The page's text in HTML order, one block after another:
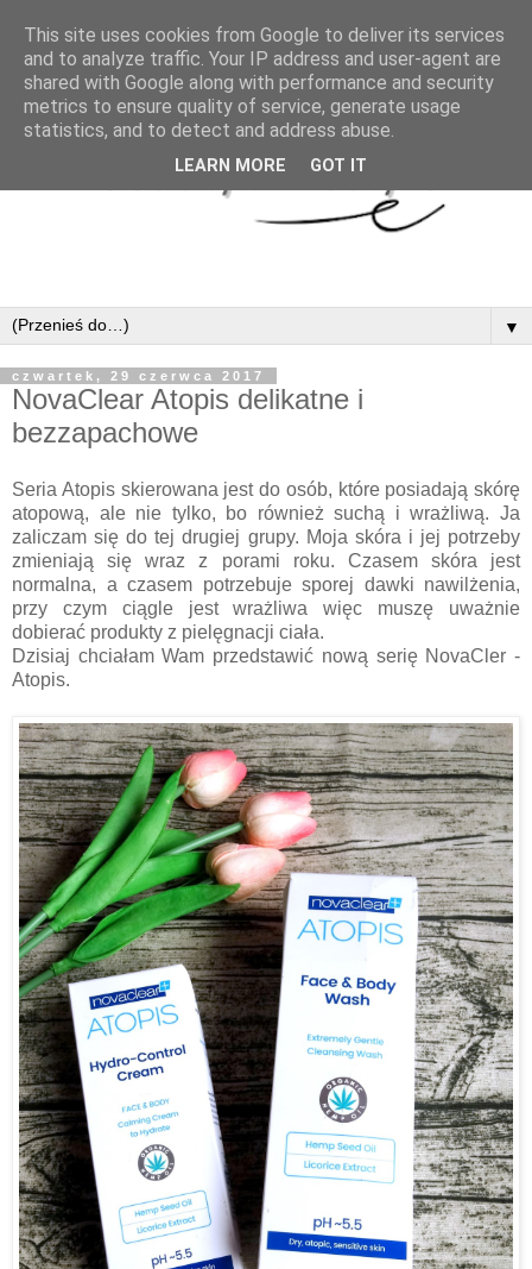
▼
czwartek, 29 czerwca 2017
NovaClear Atopis delikatne i
bezzapachowe
Seria Atopis skierowana jest do osób, które posiadają skórę
atopową, ale nie tylko, bo również suchą i wrażliwą. Ja
zaliczam się do tej drugiej grupy. Moja skóra i jej potrzeby
zmieniają się wraz z porami roku. Czasem skóra jest
normalna, a czasem potrzebuje sporej dawki nawilżenia,
przy czym ciągle jest wrażliwa więc muszę uważnie
dobierać produkty z pielęgnacji ciała.
Dzisiaj chciałam Wam przedstawić nową serię NovaCler -
Atopis.
This site uses cookies from Google to deliver its services
and to analyze traffic. Your IP address and user-agent are
shared with Google along with performance and security
metrics to ensure quality of service, generate usage
statistics, and to detect and address abuse.
LEARN MORE GOT IT